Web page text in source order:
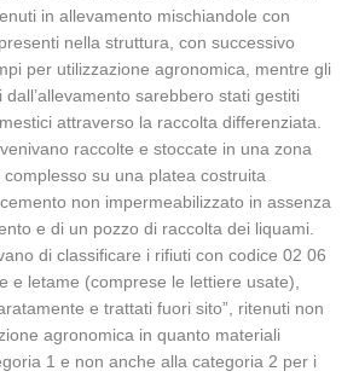
in allevamento mischiandole con
nella struttura, con successivo
per utilizzazione agronomica, mentre gli
sarebbero stati gestiti
attraverso la raccolta differenziata.
raccolte e stoccate in una zona
complesso su una platea costruita
non impermeabilizzato in assenza
e di un pozzo di raccolta dei liquami.
di classificare i rifiuti con codice 02 06
e letame (comprese le lettiere usate),
e trattati fuori sito”, ritenuti non
agronomica in quanto materiali
1 e non anche alla categoria 2 per i